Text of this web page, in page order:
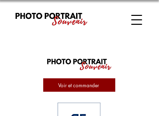
Voir et commander